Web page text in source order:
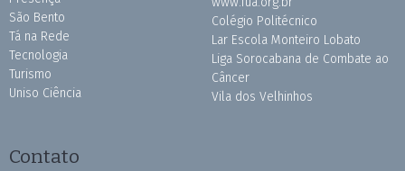
São Bento
Tá na Rede
Tecnologia
Turismo
Uniso Ciência
Colégio Politécnico
Lar Escola Monteiro Lobato
Liga Sorocabana de Combate ao
Câncer
Vila dos Velhinhos
Contato